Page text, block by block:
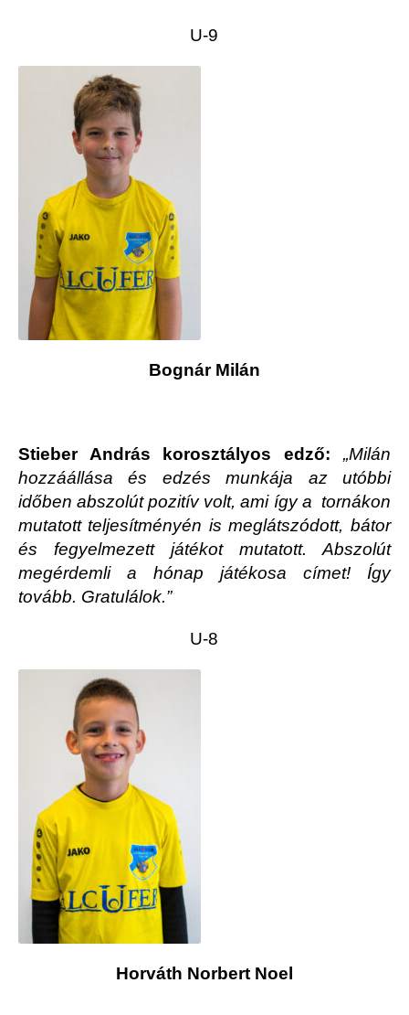
U-9
Bognár Milán
Stieber András korosztályos edző: „Milán
hozzáállása és edzés munkája az utóbbi
időben abszolút pozitív volt, ami így a tornákon
mutatott teljesítményén is meglátszódott, bátor
és fegyelmezett játékot mutatott. Abszolút
megérdemli a hónap játékosa címet! Így
tovább. Gratulálok.”
U-8
Horváth Norbert Noel